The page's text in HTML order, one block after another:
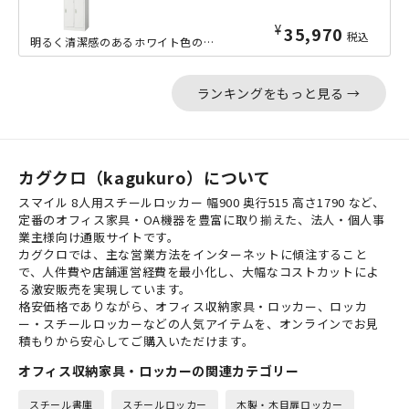
¥35,970 税込
明るく清潔感のあるホワイト色のエコ塗装を施した、大変リーズナブルな4人用2段型ス...
ランキングをもっと見る →
カグクロ（kagukuro）について
スマイル 8人用スチールロッカー 幅900 奥行515 高さ1790 など、
定番のオフィス家具・OA機器を豊富に取り揃えた、法人・個人事
業主様向け通販サイトです。
カグクロでは、主な営業方法をインターネットに傾注すること
で、人件費や店舗運営経費を最小化し、大幅なコストカットによ
る激安販売を実現しています。
格安価格でありながら、オフィス収納家具・ロッカー、ロッカ
ー・スチールロッカーなどの人気アイテムを、オンラインでお見
積もりから安心してご購入いただけます。
オフィス収納家具・ロッカーの関連カテゴリー
スチール書庫 スチールロッカー 木製・木目扉ロッカー